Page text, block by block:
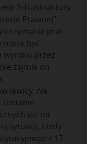
Infrastruktury
Prawnej”.
prac
może być
wyroku przez
zajmie on
lewicy, nie
zostanie
już na
sytuacji, kiedy
z 17